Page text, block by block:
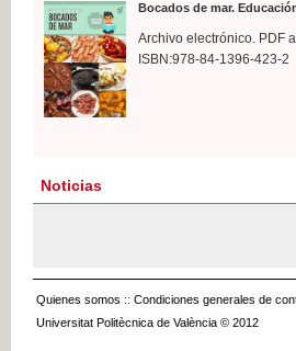
Bocados de mar.
Archivo electrónico. PDF
ISBN:978-84-1396-423-2
Noticias
Quienes somos :: Condiciones generales de
Universitat Politècnica de València © 2012